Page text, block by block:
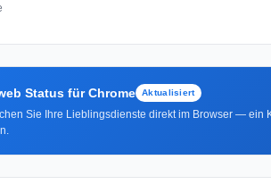
Status für Chrome Aktualisiert
Sie Ihre Lieblingsdienste direkt im Browser — ein